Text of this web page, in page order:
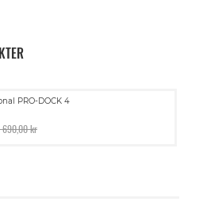
PRO-DOCK 4
690,00 kr